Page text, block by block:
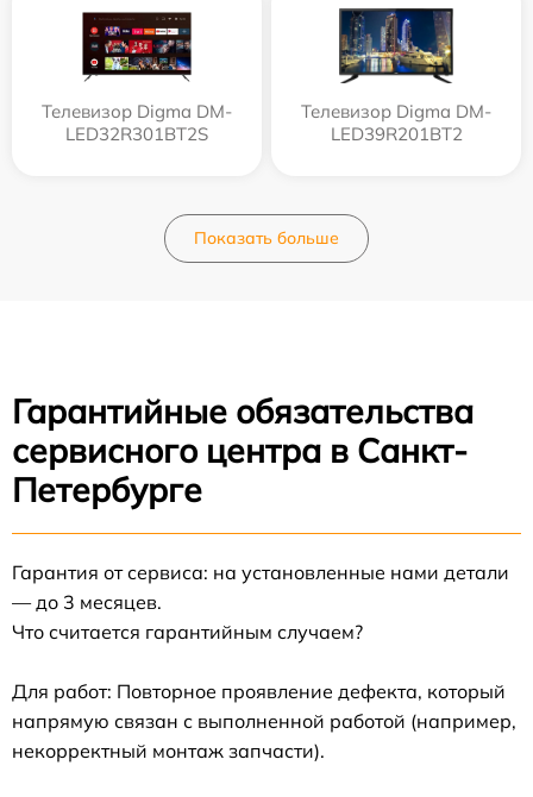
Телевизор Digma DM-
LED32R301BT2S
Телевизор Digma DM-
LED39R201BT2
Показать больше
Гарантийные обязательства
сервисного центра в Санкт-
Петербурге
Гарантия от сервиса: на установленные нами детали
— до 3 месяцев.
Что считается гарантийным случаем?
Для работ: Повторное проявление дефекта, который
напрямую связан с выполненной работой (например,
некорректный монтаж запчасти).